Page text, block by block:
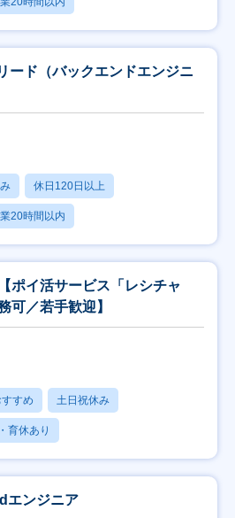
ード（バックエンドエンジニ
休日120日以上
20時間以内
ポイ活サービス「レシチャ
可／若手歓迎】
すめ 土日祝休み
育休あり
エンジニア